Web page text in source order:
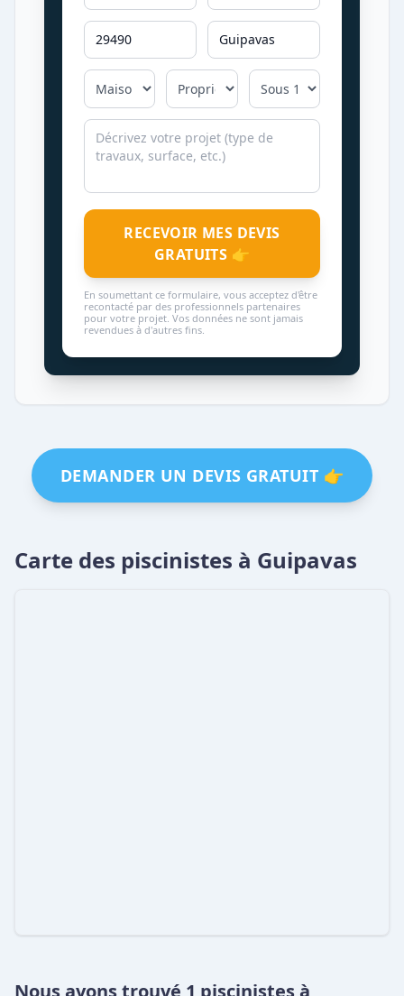
RECEVOIR MES DEVIS
GRATUITS 👉
En soumettant ce formulaire, vous acceptez d'être
recontacté par des professionnels partenaires
pour votre projet. Vos données ne sont jamais
revendues à d'autres fins.
DEMANDER UN DEVIS GRATUIT 👉
Carte des piscinistes à Guipavas
Nous avons trouvé 1 piscinistes à